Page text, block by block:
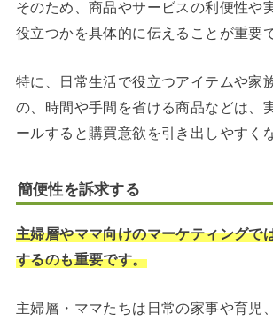
そのため、商品やサービスの利便性や
役立つかを具体的に伝えることが重要
特に、日常生活で役立つアイテムや家
の、時間や手間を省ける商品などは、
ールすると購買意欲を引き出しやすく
簡便性を訴求する
主婦層やママ向けのマーケティングで
するのも重要です。
主婦層・ママたちは日常の家事や育児